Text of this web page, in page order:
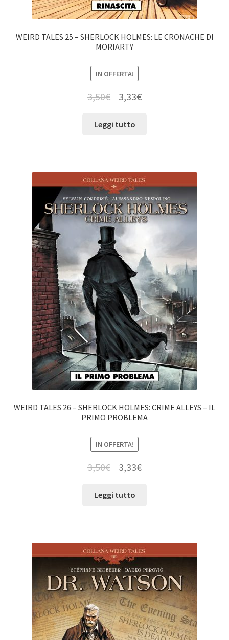
WEIRD TALES 25 – SHERLOCK HOLMES: LE CRONACHE DI
MORIARTY
IN OFFERTA!
3,50€ 3,33€
Leggi tutto
WEIRD TALES 26 – SHERLOCK HOLMES: CRIME ALLEYS – IL
PRIMO PROBLEMA
IN OFFERTA!
3,50€ 3,33€
Leggi tutto